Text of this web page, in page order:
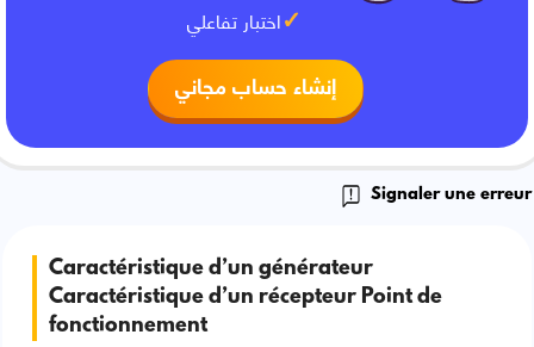
اختبار تفاعلي
إنشاء حساب مجاني
Signaler une erreur
Caractéristique d’un générateur
Caractéristique d’un récepteur Point de
fonctionnement